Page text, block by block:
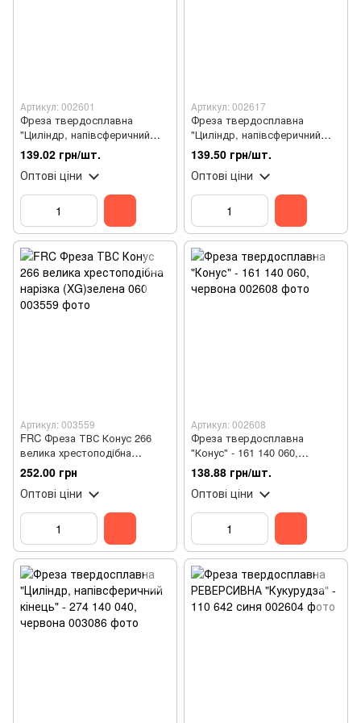
Артикул: 002601
Фреза твердосплавна
"Циліндр, напівсферичний
кінець" - 144 190 023
139.02 грн/шт.
Оптові ціни
Артикул: 002617
Фреза твердосплавна
"Циліндр, напівсферичний
кінець" - 274 140 050, червона
139.50 грн/шт.
Оптові ціни
Артикул: 003559
FRC Фреза ТВС Конус 266
велика хрестоподібна
нарізка (XG)зелена 060
252.00 грн
Оптові ціни
Артикул: 002608
Фреза твердосплавна
"Конус" - 161 140 060,
червона
138.88 грн/шт.
Оптові ціни